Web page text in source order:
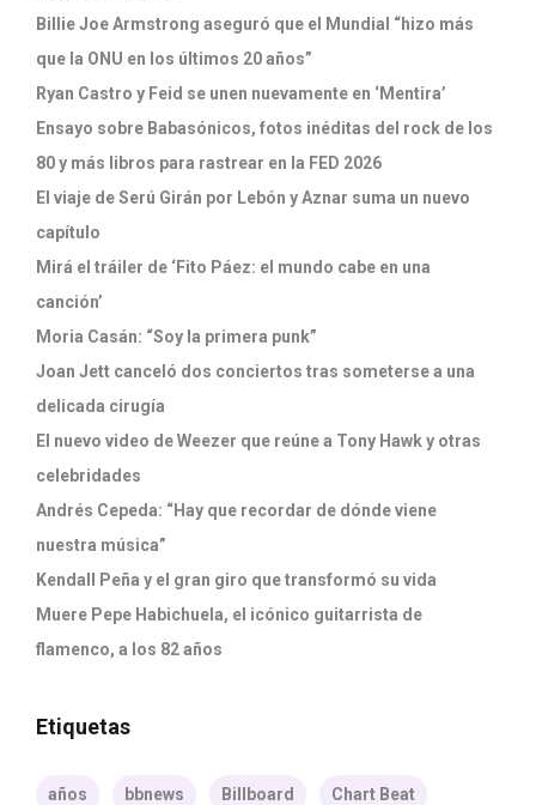
Billie Joe Armstrong aseguró que el Mundial “hizo más
que la ONU en los últimos 20 años”
Ryan Castro y Feid se unen nuevamente en ‘Mentira’
Ensayo sobre Babasónicos, fotos inéditas del rock de los
80 y más libros para rastrear en la FED 2026
El viaje de Serú Girán por Lebón y Aznar suma un nuevo
capítulo
Mirá el tráiler de ‘Fito Páez: el mundo cabe en una
canción’
Moria Casán: “Soy la primera punk”
Joan Jett canceló dos conciertos tras someterse a una
delicada cirugía
El nuevo video de Weezer que reúne a Tony Hawk y otras
celebridades
Andrés Cepeda: “Hay que recordar de dónde viene
nuestra música”
Kendall Peña y el gran giro que transformó su vida
Muere Pepe Habichuela, el icónico guitarrista de
flamenco, a los 82 años
Etiquetas
años bbnews Billboard Chart Beat